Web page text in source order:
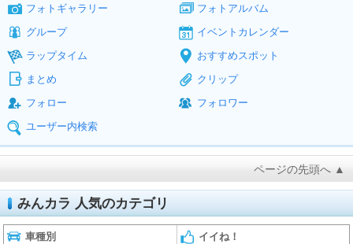
フォトギャラリー
フォトアルバム
グループ
イベントカレンダー
ラップタイム
おすすめスポット
まとめ
クリップ
フォロー
フォロワー
ユーザー内検索
ページの先頭へ ▲
みんカラ 人気のカテゴリ
車種別 イイね！